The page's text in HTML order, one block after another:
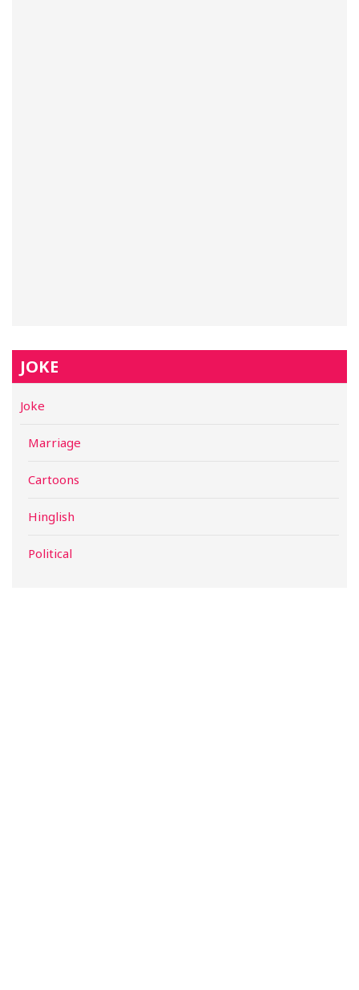
JOKE
Joke
Marriage
Cartoons
Hinglish
Political